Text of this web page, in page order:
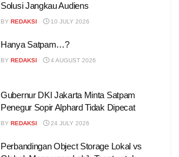
Solusi Jangkau Audiens
BY REDAKSI 10 JULY 2026
Hanya Satpam…?
BY REDAKSI 4 AUGUST 2026
Gubernur DKI Jakarta Minta Satpam
Penegur Sopir Alphard Tidak Dipecat
BY REDAKSI 24 JULY 2026
Perbandingan Object Storage Lokal vs